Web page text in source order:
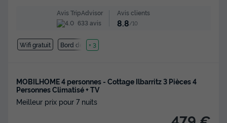
Avis TripAdvisor
633 avis
Avis clients
8.8/10
Wifi gratuit Bord de mer
+ 3
MOBILHOME 4 personnes - Cottage Ilbarritz 3 Pièces 4
Personnes Climatisé + TV
Meilleur prix pour 7 nuits